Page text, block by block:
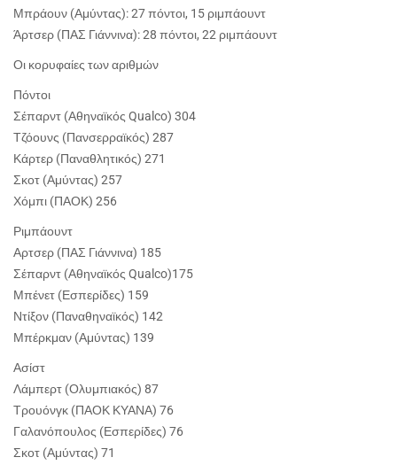
Μπράουν (Αμύντας): 27 πόντοι, 15 ριμπάουντ
Άρτσερ (ΠΑΣ Γιάννινα): 28 πόντοι, 22 ριμπάουντ
Οι κορυφαίες των αριθμών
Πόντοι
Σέπαρντ (Αθηναϊκός Qualco) 304
Τζόουνς (Πανσερραϊκός) 287
Κάρτερ (Παναθλητικός) 271
Σκοτ (Αμύντας) 257
Χόμπι (ΠΑΟΚ) 256
Ριμπάουντ
Αρτσερ (ΠΑΣ Γιάννινα) 185
Σέπαρντ (Αθηναϊκός Qualco)175
Μπένετ (Εσπερίδες) 159
Ντίξον (Παναθηναϊκός) 142
Μπέρκμαν (Αμύντας) 139
Ασίστ
Λάμπερτ (Ολυμπιακός) 87
Τρουόνγκ (ΠΑΟΚ ΚΥΑΝΑ) 76
Γαλανόπουλος (Εσπερίδες) 76
Σκοτ (Αμύντας) 71